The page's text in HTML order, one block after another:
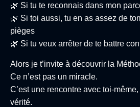
🌿 Si tu te reconnais dans mon
🌿 Si toi aussi, tu en as assez de
pièges
🌿 Si tu veux arrêter de te battre
Alors je t’invite à découvrir la
Ce n’est pas un miracle.
C’est une rencontre avec toi-
vérité.